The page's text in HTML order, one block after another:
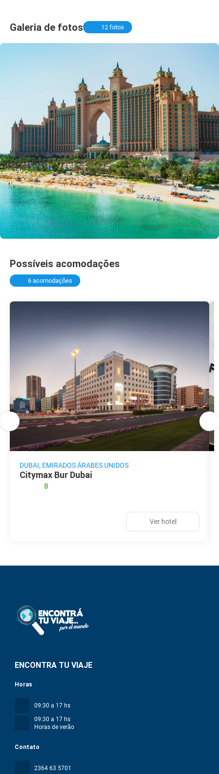
Galeria de fotos 12 fotos
Possíveis acomodações
6 acomodações
DUBAI, EMIRADOS ÁRABES UNIDOS
Citymax Bur Dubai
8
Ver hotel
ENCONTRA TU VIAJE
Contato
2364 63 5701
Horas
09:30 a 17 hs
09:30 a 17 hs
Horas de verão